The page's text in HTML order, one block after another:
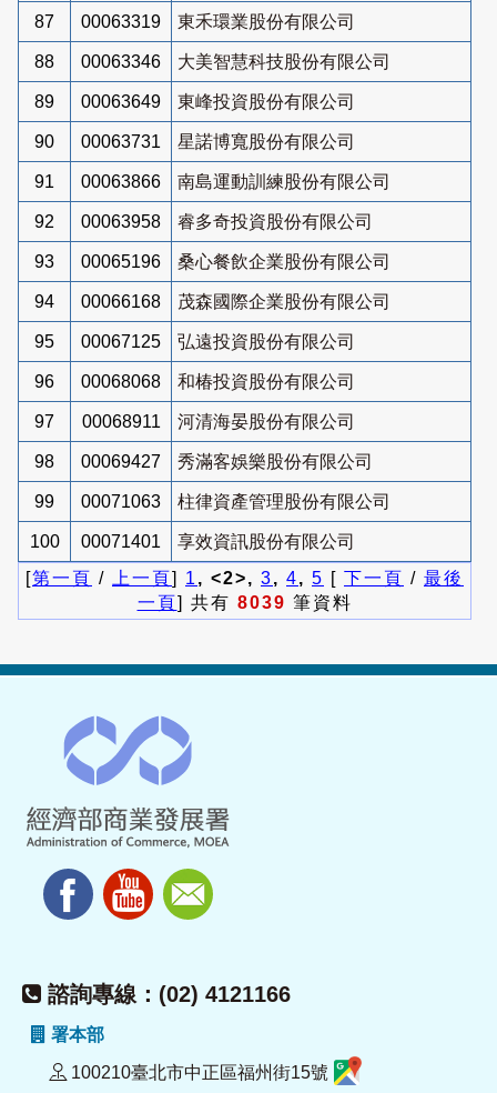
87 00063319 東禾環業股份有限公司
88 00063346 大美智慧科技股份有限公司
89 00063649 東峰投資股份有限公司
90 00063731 星諾博寬股份有限公司
91 00063866 南島運動訓練股份有限公司
92 00063958 睿多奇投資股份有限公司
93 00065196 桑心餐飲企業股份有限公司
94 00066168 茂森國際企業股份有限公司
95 00067125 弘遠投資股份有限公司
96 00068068 和椿投資股份有限公司
97 00068911 河清海晏股份有限公司
98 00069427 秀滿客娛樂股份有限公司
99 00071063 柱律資產管理股份有限公司
100 00071401
享效資訊股份有限公司
[第一頁 / 上一頁] 1 , <2>, 3, 4, 5 [ 下一頁 / 最後
一頁] 共有 8039 筆資料
諮詢專線：(02) 4121166
署本部
100210臺北市中正區福州街15號